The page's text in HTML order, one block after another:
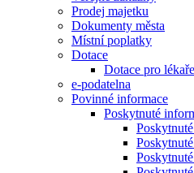
Prodej majetku
Dokumenty města
Místní poplatky
Dotace
Dotace pro lékaře
e-podatelna
Povinné informace
Poskytnuté